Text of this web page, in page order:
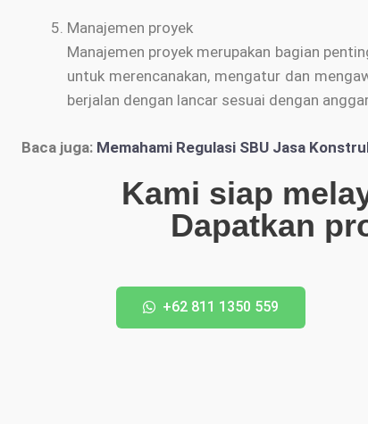
Manajemen proyek
Manajemen proyek merupakan bagian
untuk merencanakan, mengatur dan
berjalan dengan lancar sesuai dengan
Baca juga: Memahami Regulasi SBU Jasa
Kami siap
Dapatkan
+62 811 1350 559